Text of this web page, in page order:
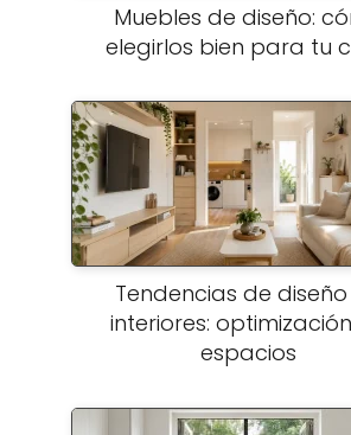
Muebles de diseño:
elegirlos bien para tu
Tendencias de
interiores:
espacios